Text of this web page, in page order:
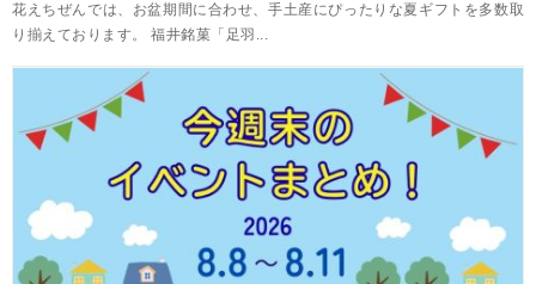
花えちぜんでは、お盆期間に合わせ、手土産にぴったりな夏ギフトを多数取
り揃えております。 福井銘菓「足羽...